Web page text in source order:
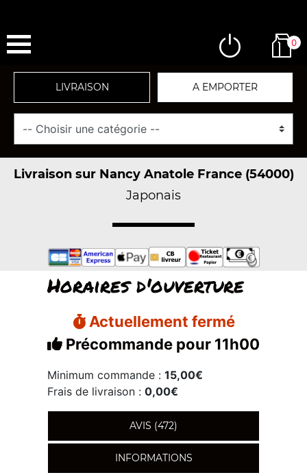
0
LIVRAISON A EMPORTER
Livraison sur Nancy Anatole France (54000)
Japonais
Horaires d'ouverture
Actuellement fermé
Précommande pour 11h00
Minimum commande : 15,00€
Frais de livraison : 0,00€
AVIS (472)
INFORMATIONS